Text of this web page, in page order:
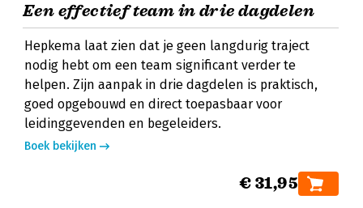
Een effectief team in drie dagdelen
Hepkema laat zien dat je geen langdurig traject
nodig hebt om een team significant verder te
helpen. Zijn aanpak in drie dagdelen is praktisch,
goed opgebouwd en direct toepasbaar voor
leidinggevenden en begeleiders.
Boek bekijken
€ 31,95